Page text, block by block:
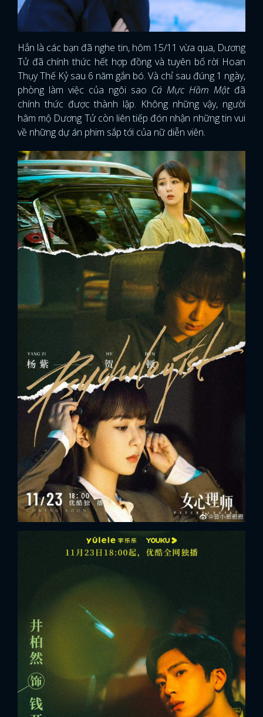
Hẳn là các bạn đã nghe tin, hôm 15/11 vừa qua, Dương
Tử đã chính thức hết hợp đồng và tuyên bố rời Hoan
Thụy Thế Kỷ sau 6 năm gắn bó. Và chỉ sau đúng 1 ngày,
phòng làm việc của ngôi sao Cá Mực Hầm Mật đã
chính thức được thành lập. Không những vậy, người
hâm mộ Dương Tử còn liên tiếp đón nhận những tin vui
về những dự án phim sắp tới của nữ diễn viên.